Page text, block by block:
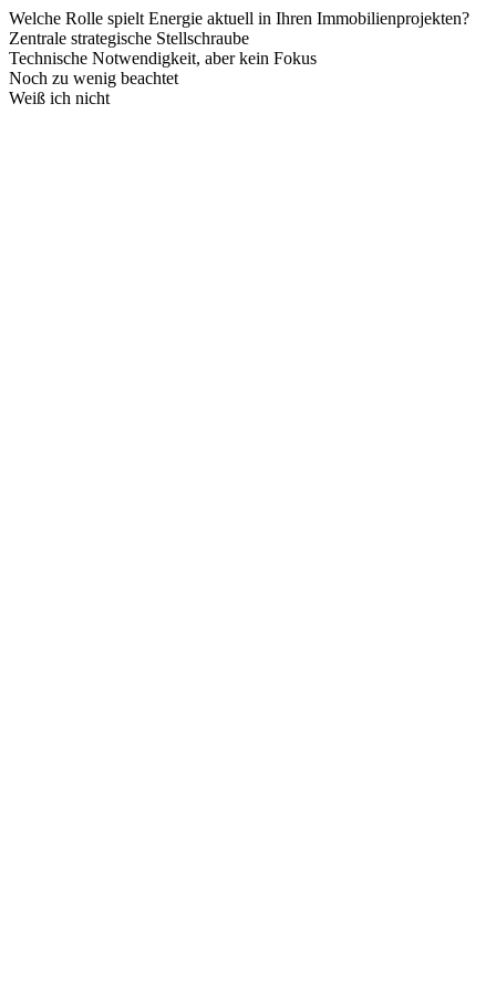
Welche Rolle spielt Energie aktuell in Ihren Immobilienprojekten?
Zentrale strategische Stellschraube
Technische Notwendigkeit, aber kein Fokus
Noch zu wenig beachtet
Weiß ich nicht